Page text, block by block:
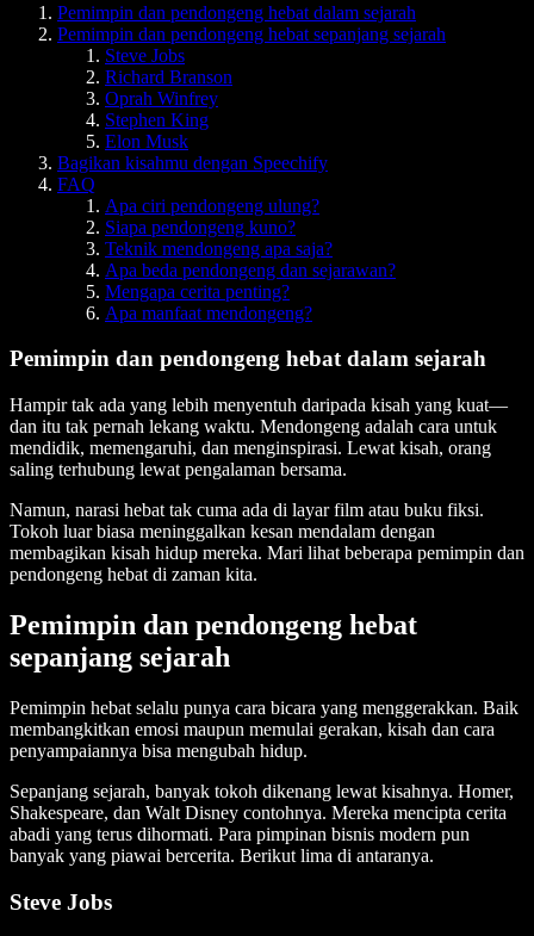
Pemimpin dan pendongeng hebat dalam sejarah
Pemimpin dan pendongeng hebat sepanjang sejarah
Steve Jobs
Richard Branson
Oprah Winfrey
Stephen King
Elon Musk
Bagikan kisahmu dengan Speechify
FAQ
Apa ciri pendongeng ulung?
Siapa pendongeng kuno?
Teknik mendongeng apa saja?
Apa beda pendongeng dan sejarawan?
Mengapa cerita penting?
Apa manfaat mendongeng?
Pemimpin dan pendongeng hebat dalam sejarah
Hampir tak ada yang lebih menyentuh daripada kisah yang kuat—
dan itu tak pernah lekang waktu. Mendongeng adalah cara untuk
mendidik, memengaruhi, dan menginspirasi. Lewat kisah, orang
saling terhubung lewat pengalaman bersama.
Namun, narasi hebat tak cuma ada di layar film atau buku fiksi.
Tokoh luar biasa meninggalkan kesan mendalam dengan
membagikan kisah hidup mereka. Mari lihat beberapa pemimpin dan
pendongeng hebat di zaman kita.
Pemimpin dan pendongeng hebat
sepanjang sejarah
Pemimpin hebat selalu punya cara bicara yang menggerakkan. Baik
membangkitkan emosi maupun memulai gerakan, kisah dan cara
penyampaiannya bisa mengubah hidup.
Sepanjang sejarah, banyak tokoh dikenang lewat kisahnya. Homer,
Shakespeare, dan Walt Disney contohnya. Mereka mencipta cerita
abadi yang terus dihormati. Para pimpinan bisnis modern pun
banyak yang piawai bercerita. Berikut lima di antaranya.
Steve Jobs